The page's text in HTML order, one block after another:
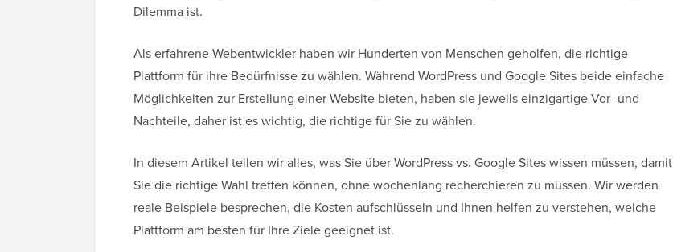
Dilemma ist.
Als erfahrene Webentwickler haben wir Hunderten von Menschen geholfen, die richtige
Plattform für ihre Bedürfnisse zu wählen. Während WordPress und Google Sites beide einfache
Möglichkeiten zur Erstellung einer Website bieten, haben sie jeweils einzigartige Vor- und
Nachteile, daher ist es wichtig, die richtige für Sie zu wählen.
In diesem Artikel teilen wir alles, was Sie über WordPress vs. Google Sites wissen müssen, damit
Sie die richtige Wahl treffen können, ohne wochenlang recherchieren zu müssen. Wir werden
reale Beispiele besprechen, die Kosten aufschlüsseln und Ihnen helfen zu verstehen, welche
Plattform am besten für Ihre Ziele geeignet ist.